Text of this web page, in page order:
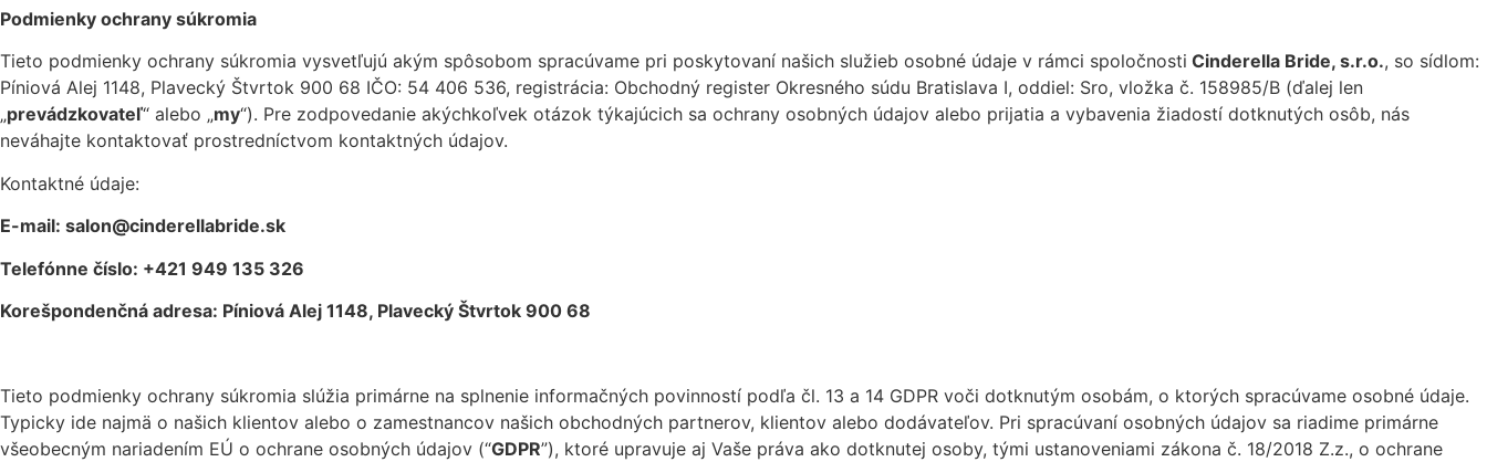
Podmienky ochrany súkromia
Tieto podmienky ochrany súkromia vysvetľujú akým spôsobom spracúvame pri poskytovaní našich služieb osobné údaje v rámci spoločnosti Cinderella Bride, s.r.o., so sídlom:
Píniová Alej 1148, Plavecký Štvrtok 900 68 IČO: 54 406 536, registrácia: Obchodný register Okresného súdu Bratislava I, oddiel: Sro, vložka č. 158985/B (ďalej len
„prevádzkovateľ“ alebo „my“). Pre zodpovedanie akýchkoľvek otázok týkajúcich sa ochrany osobných údajov alebo prijatia a vybavenia žiadostí dotknutých osôb, nás
neváhajte kontaktovať prostredníctvom kontaktných údajov.
Kontaktné údaje:
E-mail: salon@cinderellabride.sk
Telefónne číslo: +421 949 135 326
Korešpondenčná adresa: Píniová Alej 1148, Plavecký Štvrtok 900 68
Tieto podmienky ochrany súkromia slúžia primárne na splnenie informačných povinností podľa čl. 13 a 14 GDPR voči dotknutým osobám, o ktorých spracúvame osobné údaje.
Typicky ide najmä o našich klientov alebo o zamestnancov našich obchodných partnerov, klientov alebo dodávateľov. Pri spracúvaní osobných údajov sa riadime primárne
všeobecným nariadením EÚ o ochrane osobných údajov (“GDPR”), ktoré upravuje aj Vaše práva ako dotknutej osoby, tými ustanoveniami zákona č. 18/2018 Z.z., o ochrane